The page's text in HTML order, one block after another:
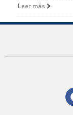
Leer más